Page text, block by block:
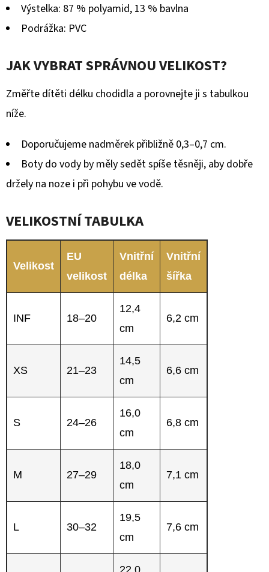
Výstelka: 87 % polyamid, 13 % bavlna
Podrážka: PVC
JAK VYBRAT SPRÁVNOU VELIKOST?
Změřte dítěti délku chodidla a porovnejte ji s tabulkou
níže.
Doporučujeme nadměrek přibližně 0,3–0,7 cm.
Boty do vody by měly sedět spíše těsněji, aby dobře
držely na noze i při pohybu ve vodě.
VELIKOSTNÍ TABULKA
Velikost
EU
velikost
Vnitřní
délka
Vnitřní
šířka
INF 18–20
12,4
cm
6,2 cm
XS 21–23
14,5
cm
6,6 cm
S 24–26
16,0
cm
6,8 cm
M 27–29
18,0
cm
7,1 cm
L 30–32
19,5
cm
7,6 cm
22,0